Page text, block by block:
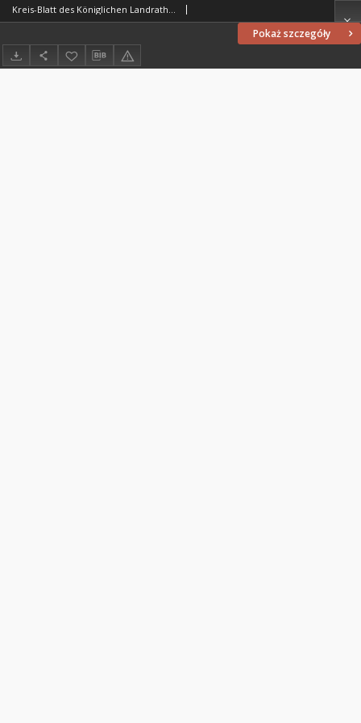
Pokaż szczegóły
Kreis-Blatt des Königlichen Landraths-Amtes Kreises Löbau. z Neumark, 1886, nr 34